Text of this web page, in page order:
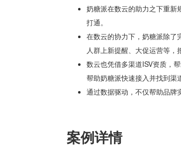
奶糖派在数云的助力之下重新
打通。
在数云的协力下，奶糖派除了
人群上新提醒、大促运营等，
数云也凭借多渠道ISV资质，
帮助奶糖派快速接入并找到渠
通过数据驱动，不仅帮助品牌
案例详情